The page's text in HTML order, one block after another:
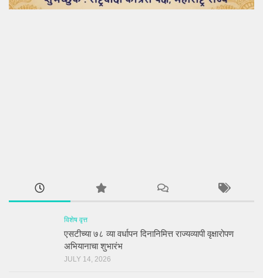
विशेष वृत्त
एसटीच्या ७८ व्या वर्धापन दिनानिमित्त राज्यव्यापी वृक्षारोपण
अभियानाचा शुभारंभ
JULY 14, 2026